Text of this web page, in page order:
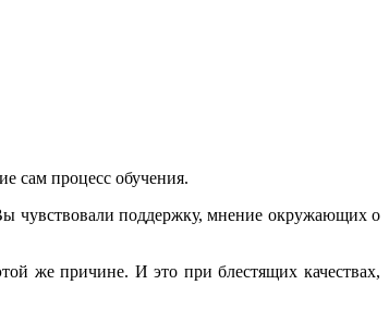
сам процесс обучения.
чувствовали поддержку, мнение окружающих о
же причине. И это при блестящих качествах,